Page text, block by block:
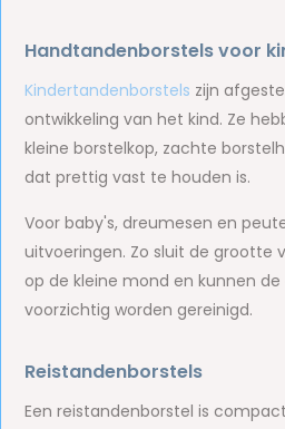
Handtandenborstels voor
Kindertandenborstels zijn
ontwikkeling van het kind. Ze
kleine borstelkop, zachte
dat prettig vast te houden is.
Voor baby's, dreumesen en
uitvoeringen. Zo sluit de grootte
op de kleine mond en kunnen
voorzichtig worden gereinigd.
Reistandenborstels
Een reistandenborstel is